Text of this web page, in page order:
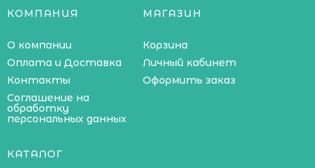
КОМПАНИЯ
О компании
Оплата и Доставка
Контакты
Соглашение на
обработку
персональных данных
МАГАЗИН
Корзина
Личный кабинет
Оформить заказ
КАТАЛОГ